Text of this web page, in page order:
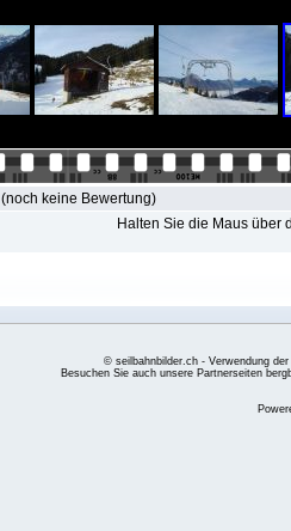
(noch keine Bewertung)
Halten Sie die Maus über
© seilbahnbilder.ch - Verwendung
Besuchen Sie auch unsere Partnerseiten